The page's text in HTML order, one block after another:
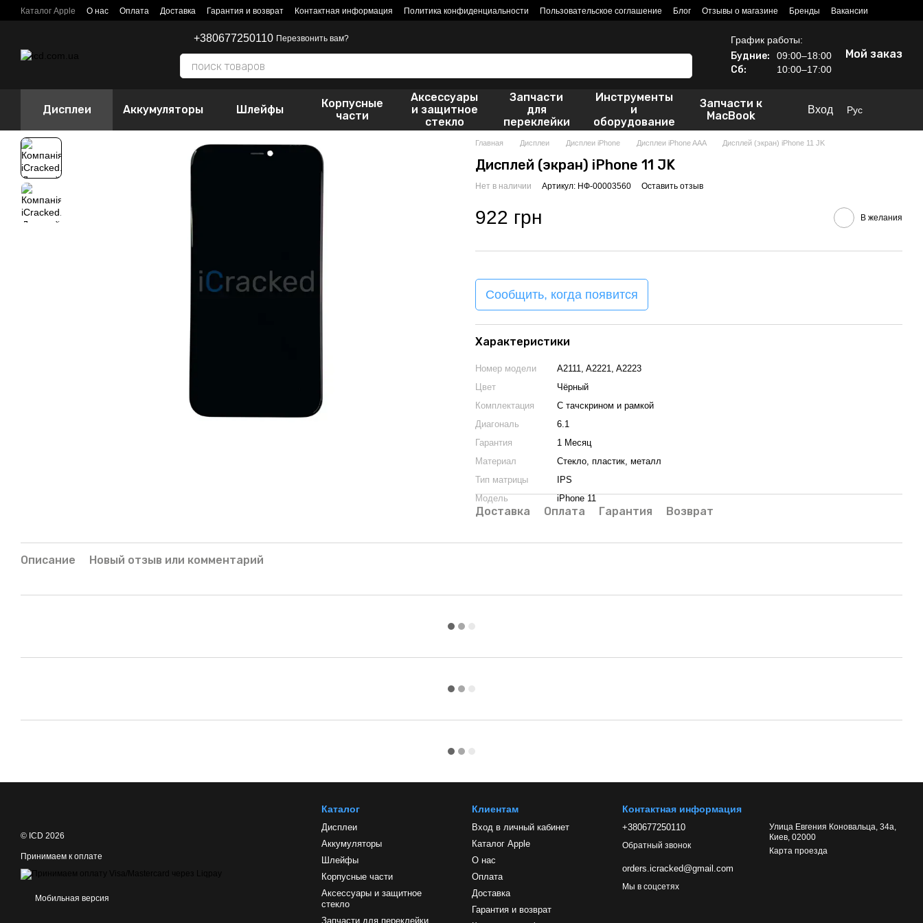
Перейти к основному контенту
Каталог Apple О нас Оплата Доставка Гарантия и возврат Контактная информация Политика конфиденциальности Пользовательское соглашение Блог Отзывы о магазине Бренды Вакансии
+380677250110 Перезвонить вам? График работы:
Будние: 09:00–18:00
Сб: 10:00–17:00
Мой заказ
Дисплеи Аккумуляторы Шлейфы
Корпусные
части
Аксессуары
и защитное
стекло
Запчасти
для
переклейки
Инструменты
и
оборудование
Запчасти к
MacBook
Вход Рус
Главная Дисплеи Дисплеи iPhone Дисплеи iPhone AAA Дисплей (экран) iPhone 11 JK
Дисплей (экран) iPhone 11 JK
Нет в наличии Артикул: НФ-00003560 Оставить отзыв
922 грн В желания
Сообщить, когда появится
Характеристики
Номер модели
A2111, A2221, A2223
Цвет
Чёрный
Комплектация
С тачскрином и рамкой
Диагональ
6.1
Гарантия
1 Месяц
Материал
Стекло, пластик, металл
Тип матрицы
IPS
Модель
iPhone 11
Доставка Оплата Гарантия Возврат
Описание Новый отзыв или комментарий
© ICD 2026
Принимаем к оплате
Мобильная версия
Каталог
Дисплеи
Аккумуляторы
Шлейфы
Корпусные части
Аксессуары и защитное
стекло
Запчасти для переклейки
Клиентам
Вход в личный кабинет
Каталог Apple
О нас
Оплата
Доставка
Гарантия и возврат
Контактная информация
+380677250110
Обратный звонок
orders.icracked@gmail.com
Улица Евгения Коновальца, 34а,
Киев, 02000
Карта проезда
Мы в соцсетях